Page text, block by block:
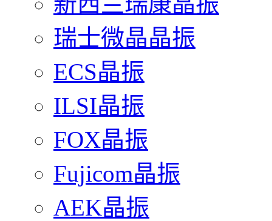
瑞士微晶晶振
ECS晶振
ILSI晶振
FOX晶振
Fujicom晶振
AEK晶振